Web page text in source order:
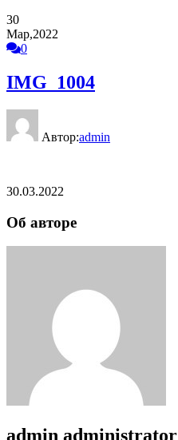
30
Мар,2022
0
IMG_1004
Автор:admin
30.03.2022
Об авторе
admin administrator